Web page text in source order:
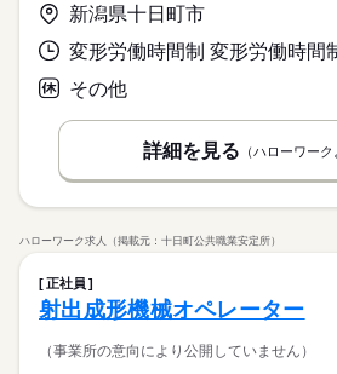
新潟県十日町市
その他
詳細を見る （ハローワーク
ハローワーク求人（掲載元：十日町公共職業安定所）
正社員
射出成形機械オペレーター
（事業所の意向により公開していません）